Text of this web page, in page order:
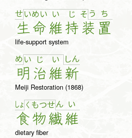
せ い
生
め い
命
い
維
じ
持
そ う
装
ち
置
life-support system
め い
明
じ
治
い
維
しん
新
Meiji Restoration (1868)
しょ く
食
もつ
物
せん
繊
い
維
dietary fiber